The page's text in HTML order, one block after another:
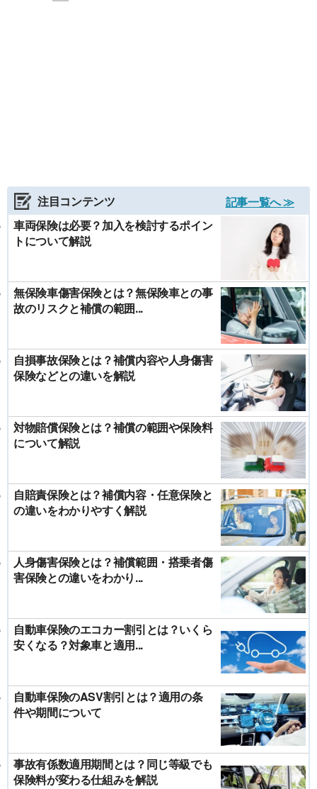
注目コンテンツ
記事一覧へ ≫
車両保険は必要？加入を検討するポイン
トについて解説
無保険車傷害保険とは？無保険車との事
故のリスクと補償の範囲...
自損事故保険とは？補償内容や人身傷害
保険などとの違いを解説
対物賠償保険とは？補償の範囲や保険料
について解説
自賠責保険とは？補償内容・任意保険と
の違いをわかりやすく解説
人身傷害保険とは？補償範囲・搭乗者傷
害保険との違いをわかり...
自動車保険のエコカー割引とは？いくら
安くなる？対象車と適用...
自動車保険のASV割引とは？適用の条
件や期間について
事故有係数適用期間とは？同じ等級でも
保険料が変わる仕組みを解説